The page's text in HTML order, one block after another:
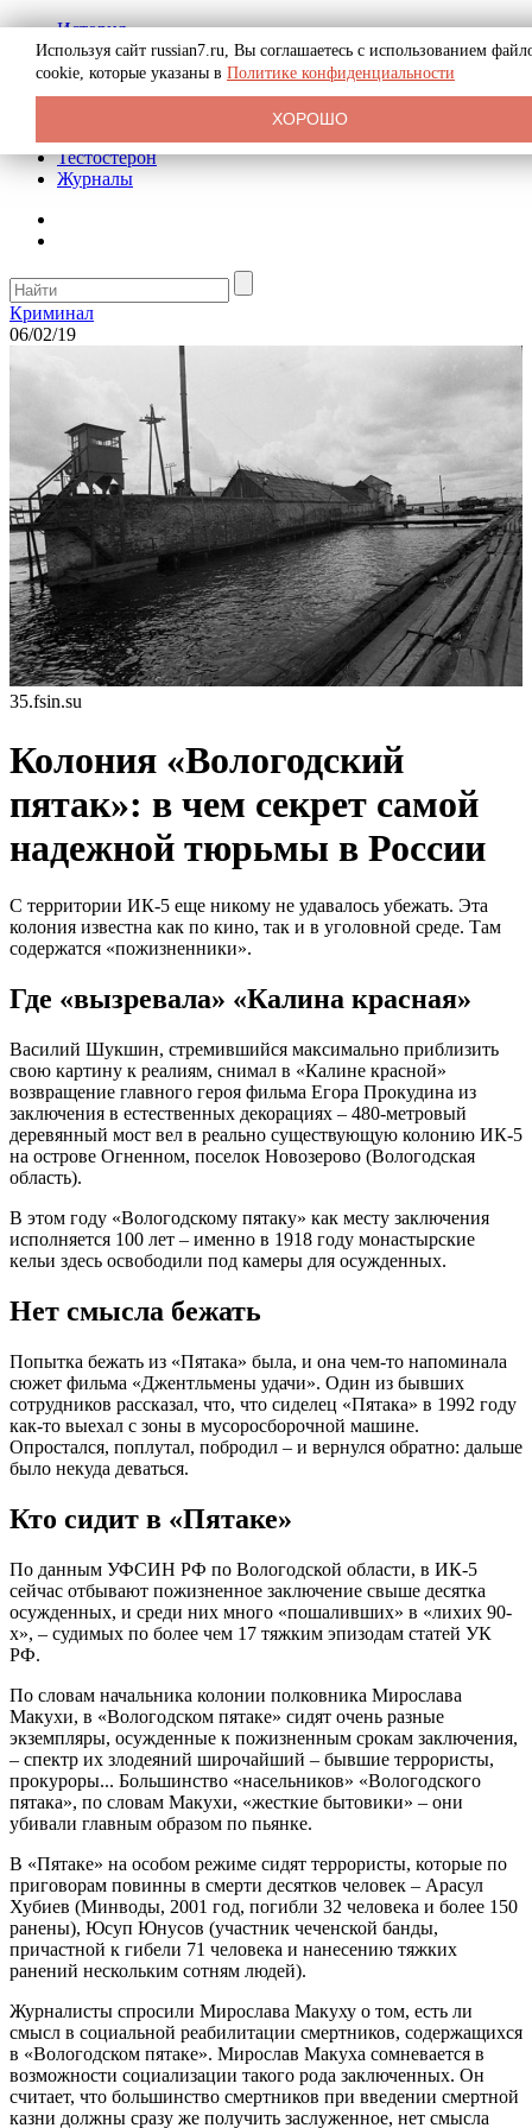
История
Биография
Криминал
Реклама на сайте
Тестостерон
Журналы
Криминал
06/02/19
35.fsin.su
Колония «Вологодский
пятак»: в чем секрет самой
надежной тюрьмы в России
С территории ИК-5 еще никому не удавалось убежать. Эта
колония известна как по кино, так и в уголовной среде. Там
содержатся «пожизненники».
Где «вызревала» «Калина красная»
Василий Шукшин, стремившийся максимально приблизить
свою картину к реалиям, снимал в «Калине красной»
возвращение главного героя фильма Егора Прокудина из
заключения в естественных декорациях – 480-метровый
деревянный мост вел в реально существующую колонию ИК-5
на острове Огненном, поселок Новозерово (Вологодская
область).
В этом году «Вологодскому пятаку» как месту заключения
исполняется 100 лет – именно в 1918 году монастырские
кельи здесь освободили под камеры для осужденных.
Нет смысла бежать
Попытка бежать из «Пятака» была, и она чем-то напоминала
сюжет фильма «Джентльмены удачи». Один из бывших
сотрудников рассказал, что, что сиделец «Пятака» в 1992 году
как-то выехал с зоны в мусоросборочной машине.
Опростался, поплутал, побродил – и вернулся обратно: дальше
было некуда деваться.
Кто сидит в «Пятаке»
По данным УФСИН РФ по Вологодской области, в ИК-5
сейчас отбывают пожизненное заключение свыше десятка
осужденных, и среди них много «пошаливших» в «лихих 90-
х», – судимых по более чем 17 тяжким эпизодам статей УК
РФ.
По словам начальника колонии полковника Мирослава
Макухи, в «Вологодском пятаке» сидят очень разные
экземпляры, осужденные к пожизненным срокам заключения,
– спектр их злодеяний широчайший – бывшие террористы,
прокуроры... Большинство «насельников» «Вологодского
пятака», по словам Макухи, «жесткие бытовики» – они
убивали главным образом по пьянке.
В «Пятаке» на особом режиме сидят террористы, которые по
приговорам повинны в смерти десятков человек – Арасул
Хубиев (Минводы, 2001 год, погибли 32 человека и более 150
ранены), Юсуп Юнусов (участник чеченской банды,
причастной к гибели 71 человека и нанесению тяжких
ранений нескольким сотням людей).
Журналисты спросили Мирослава Макуху о том, есть ли
смысл в социальной реабилитации смертников, содержащихся
в «Вологодском пятаке». Мирослав Макуха сомневается в
возможности социализации такого рода заключенных. Он
считает, что большинство смертников при введении смертной
казни должны сразу же получить заслуженное, нет смысла
Используя сайт russian7.ru, Вы соглашаетесь с использованием
cookie, которые указаны в Политике конфиденциальности
ХОРОШО